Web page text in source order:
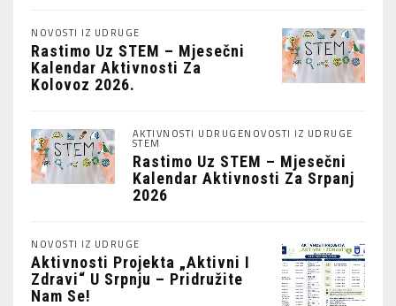
NOVOSTI IZ UDRUGE
Rastimo Uz STEM – Mjesečni
Kalendar Aktivnosti Za
Kolovoz 2026.
AKTIVNOSTI UDRUGENOVOSTI IZ UDRUGE
STEM
Rastimo Uz STEM – Mjesečni
Kalendar Aktivnosti Za Srpanj
2026
NOVOSTI IZ UDRUGE
Aktivnosti Projekta „Aktivni I
Zdravi“ U Srpnju – Pridružite
Nam Se!